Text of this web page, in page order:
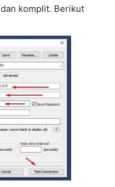
komplit. Berikut